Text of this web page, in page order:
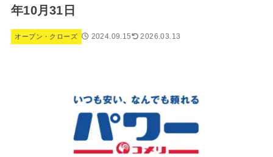
年10月31日
オープン・クローズ 2024.09.15 2026.03.13